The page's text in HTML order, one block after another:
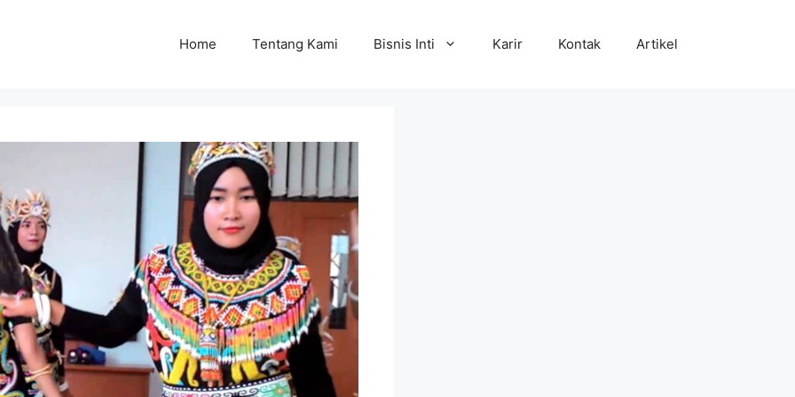
Home Tentang Kami Bisnis Inti Karir Kontak Artikel